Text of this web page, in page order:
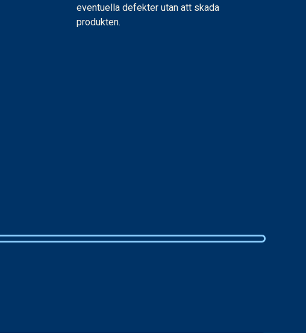
eventuella defekter utan att skada
produkten.